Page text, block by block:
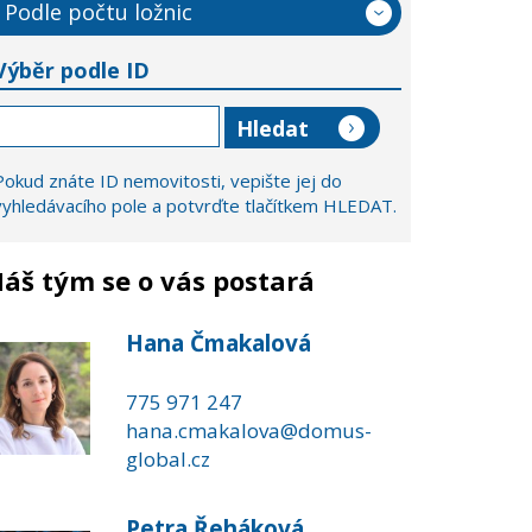
Podle počtu ložnic
podle ID
znáte ID nemovitosti, vepište jej do
pole a potvrďte tlačítkem HLEDAT.
tým se o vás postará
Hana Čmakalová
775 971 247
hana.cmakalova@domus-
global.cz